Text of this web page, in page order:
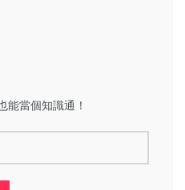
能當個知識通！